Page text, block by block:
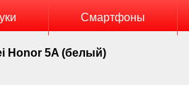
Смартфоны
Honor 5A (белый)